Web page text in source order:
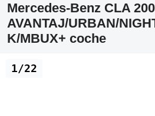
Mercedes-Benz CLA 200
AVANTAJ/URBAN/
K/MBUX+ coche
1/22